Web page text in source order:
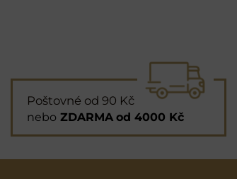
Poštovné od 90 Kč
nebo ZDARMA od 4000 Kč